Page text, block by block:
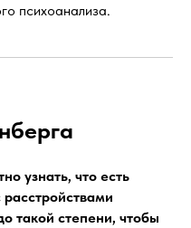
психоанализа.
узнать, что есть
расстройствами
такой степени, чтобы